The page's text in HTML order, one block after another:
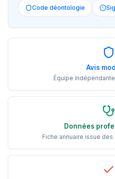
Code déontologie
Avis
Équipe
Données
Fiche annuaire issue